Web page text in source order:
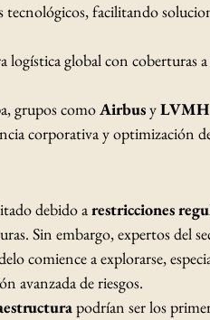
facilitando
global con coberturas a
grupos como Airbus y LVMH
corporativa y optimización
debido a restricciones
Sin embargo, expertos del
comience a explorarse,
avanzada de riesgos.
podrían ser los